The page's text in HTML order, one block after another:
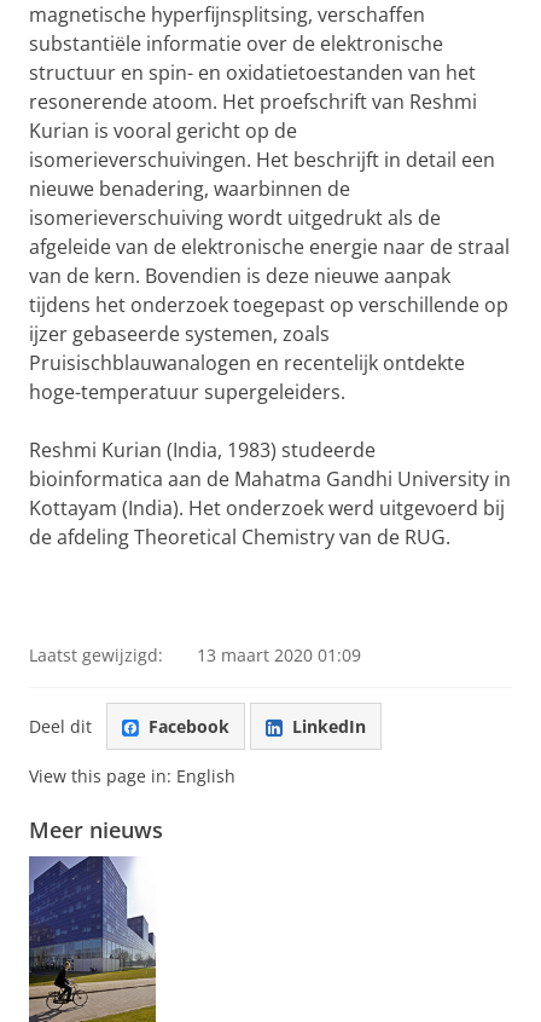
magnetische hyperfijnsplitsing, verschaffen
substantiële informatie over de elektronische
structuur en spin- en oxidatietoestanden van het
resonerende atoom. Het proefschrift van Reshmi
Kurian is vooral gericht op de
isomerieverschuivingen. Het beschrijft in detail een
nieuwe benadering, waarbinnen de
isomerieverschuiving wordt uitgedrukt als de
afgeleide van de elektronische energie naar de straal
van de kern. Bovendien is deze nieuwe aanpak
tijdens het onderzoek toegepast op verschillende op
ijzer gebaseerde systemen, zoals
Pruisischblauwanalogen en recentelijk ontdekte
hoge-temperatuur supergeleiders.
Reshmi Kurian (India, 1983) studeerde
bioinformatica aan de Mahatma Gandhi University in
Kottayam (India). Het onderzoek werd uitgevoerd bij
de afdeling Theoretical Chemistry van de RUG.
Laatst gewijzigd: 13 maart 2020 01:09
Deel dit Facebook LinkedIn
View this page in: English
Meer nieuws